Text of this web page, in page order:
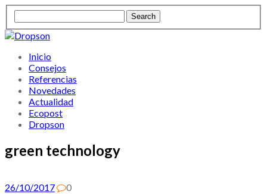
Inicio
Consejos
Referencias
Novedades
Actualidad
Ecopost
Dropson
green technology
26/10/2017 0